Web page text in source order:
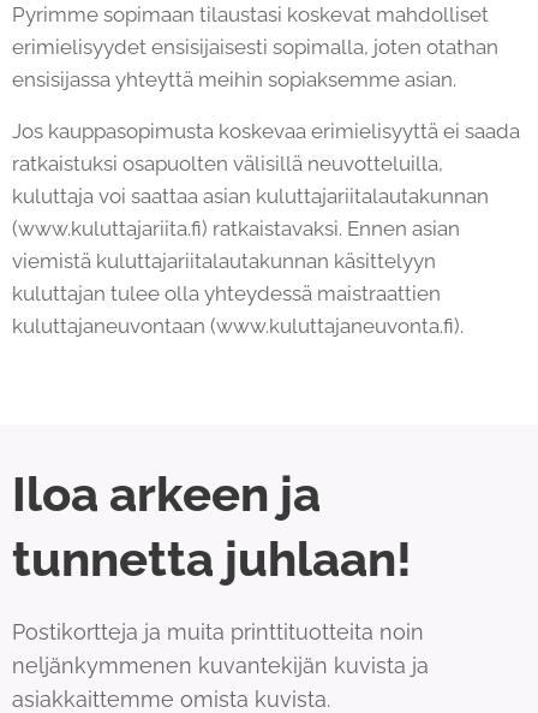
Pyrimme sopimaan tilaustasi koskevat mahdolliset
erimielisyydet ensisijaisesti sopimalla, joten otathan
ensisijassa yhteyttä meihin sopiaksemme asian.
Jos kauppasopimusta koskevaa erimielisyyttä ei saada
ratkaistuksi osapuolten välisillä neuvotteluilla,
kuluttaja voi saattaa asian kuluttajariitalautakunnan
(www.kuluttajariita.fi) ratkaistavaksi. Ennen asian
viemistä kuluttajariitalautakunnan käsittelyyn
kuluttajan tulee olla yhteydessä maistraattien
kuluttajaneuvontaan (www.kuluttajaneuvonta.fi).
Iloa arkeen ja
tunnetta juhlaan!
Postikortteja ja muita printtituotteita noin
neljänkymmenen kuvantekijän kuvista ja
asiakkaittemme omista kuvista.